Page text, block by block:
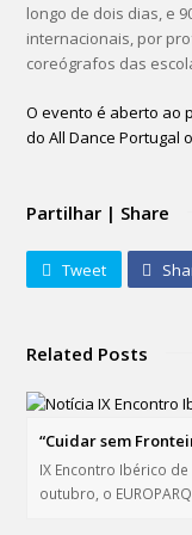
longo de dois dias, e
internacionais, por
coreógrafos das
O evento é aberto ao
do All Dance Portugal
Partilhar | Share
Tweet
Related Posts
“Cuidar sem
IX Encontro Ibérico
outubro, o